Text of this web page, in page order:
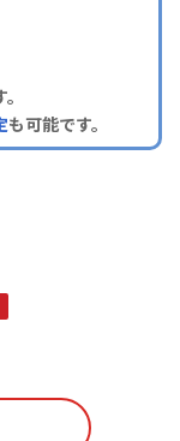
も可能です。